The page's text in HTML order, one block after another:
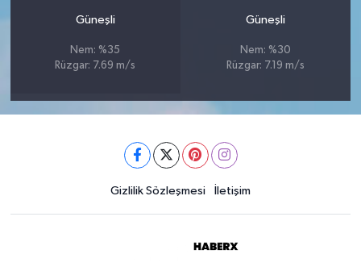
Güneşli
Nem: %35
Rüzgar: 7.69 m/s
Güneşli
Nem: %30
Rüzgar: 7.19 m/s
Gizlilik Sözleşmesi İletişim